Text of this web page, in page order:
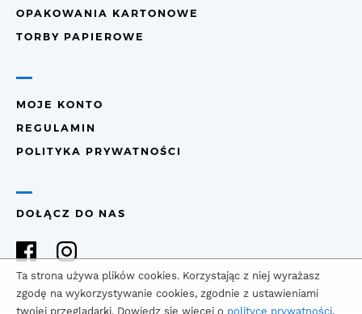
OPAKOWANIA KARTONOWE
TORBY PAPIEROWE
MOJE KONTO
REGULAMIN
POLITYKA PRYWATNOŚCI
DOŁĄCZ DO NAS
Ta strona używa plików cookies. Korzystając z niej wyrażasz
zgodę na wykorzystywanie cookies, zgodnie z ustawieniami
twojej przeglądarki. Dowiedz się więcej o polityce prywatności.